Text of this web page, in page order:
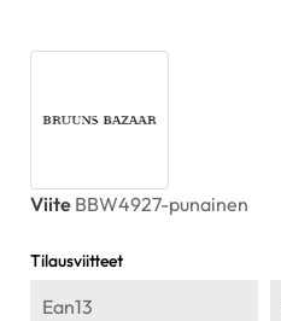
Viite BBW4927-punainen
Tilausviitteet
Ean13